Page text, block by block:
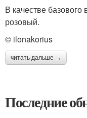
В качестве
розовый.
© ilonakorius
читать дальше →
Последние